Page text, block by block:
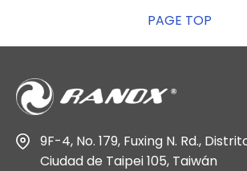
PAGE TOP
9F-4, No. 179, Fuxing N. Rd.,
Ciudad de Taipei 105, Taiwán